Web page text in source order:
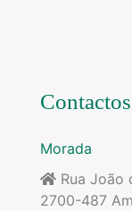
Contactos
Morada
Rua João
2700-487